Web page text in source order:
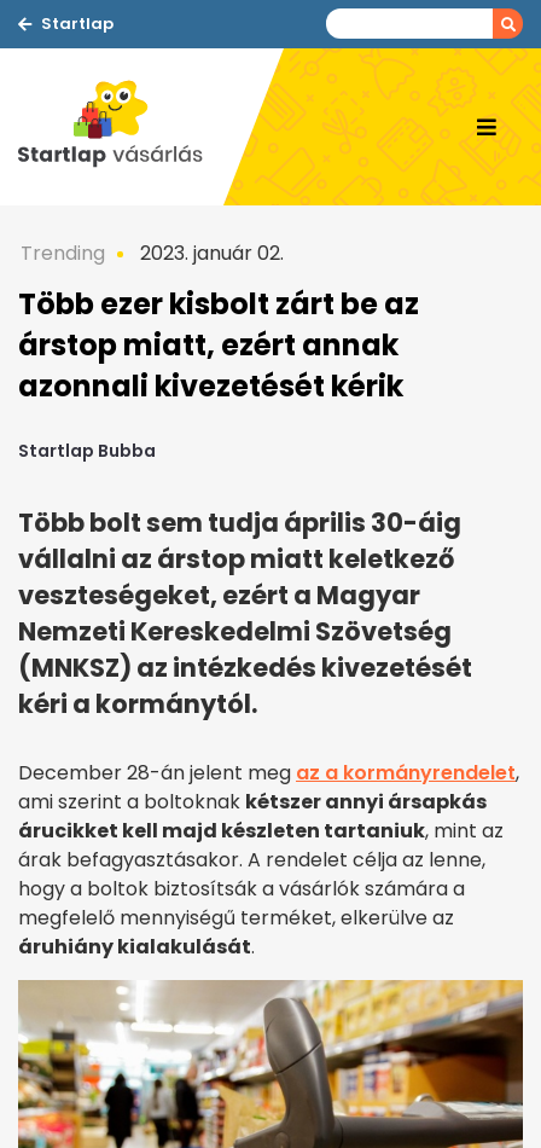
Startlap
Trending 2023. január 02.
Több ezer kisbolt zárt be az
árstop miatt, ezért annak
azonnali kivezetését kérik
Startlap Bubba
Több bolt sem tudja április 30-áig
vállalni az árstop miatt keletkező
veszteségeket, ezért a Magyar
Nemzeti Kereskedelmi Szövetség
(MNKSZ) az intézkedés kivezetését
kéri a kormánytól.
December 28-án jelent meg az a kormányrendelet,
ami szerint a boltoknak kétszer annyi ársapkás
árucikket kell majd készleten tartaniuk, mint az
árak befagyasztásakor. A rendelet célja az lenne,
hogy a boltok biztosítsák a vásárlók számára a
megfelelő mennyiségű terméket, elkerülve az
áruhiány kialakulását.